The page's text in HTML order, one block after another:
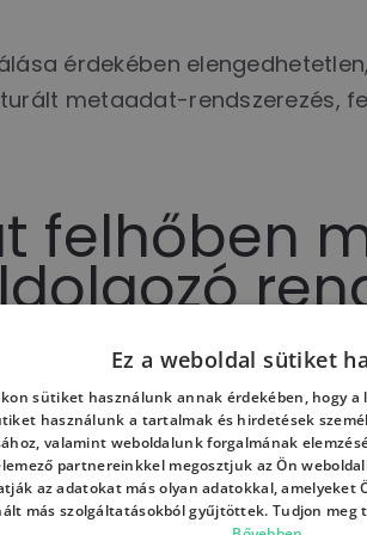
érdekében
metaadat-rendszerezés,
felhőben
kihívásokat, erre
alapú infrastruktúrán fut,
ismert chates
Ez a weboldal sütiket
sütiket használunk annak érdekében, hogy
használunk a tartalmak és hirdetések
valamint weboldalunk forgalmának
partnereinkkel megosztjuk az Ön
az adatokat más olyan adatokkal, amelyeket
más szolgáltatásokból gyűjtöttek. Tudjon